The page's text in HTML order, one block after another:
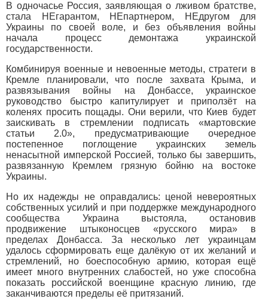
В одночасье Россия, заявляющая о лживом братстве,
стала НЕгарантом, НЕпартнером, НЕдругом для
Украины по своей воле, и без объявления войны
начала процесс демонтажа украинской
государственности.
Комбинируя военные и невоенные методы, стратеги в
Кремле планировали, что после захвата Крыма, и
развязывания войны на Донбассе, украинское
руководство быстро капитулирует и приползёт на
коленях просить пощады. Они верили, что Киев будет
заискивать в стремлении подписать «мартовские
статьи 2.0», предусматривающие очередное
постепенное поглощение украинских земель
ненасытной имперской Россией, только бы завершить,
развязанную Кремлем грязную бойню на востоке
Украины.
Но их надежды не оправдались: ценой невероятных
собственных усилий и при поддержке международного
сообщества Украина выстояла, остановив
продвижение штыконосцев «русского мира» в
пределах Донбасса. За несколько лет украинцам
удалось сформировать еще далёкую от их желаний и
стремлений, но боеспособную армию, которая ещё
имеет много внутренних слабостей, но уже способна
показать российской военщине красную линию, где
заканчиваются пределы её притязаний.